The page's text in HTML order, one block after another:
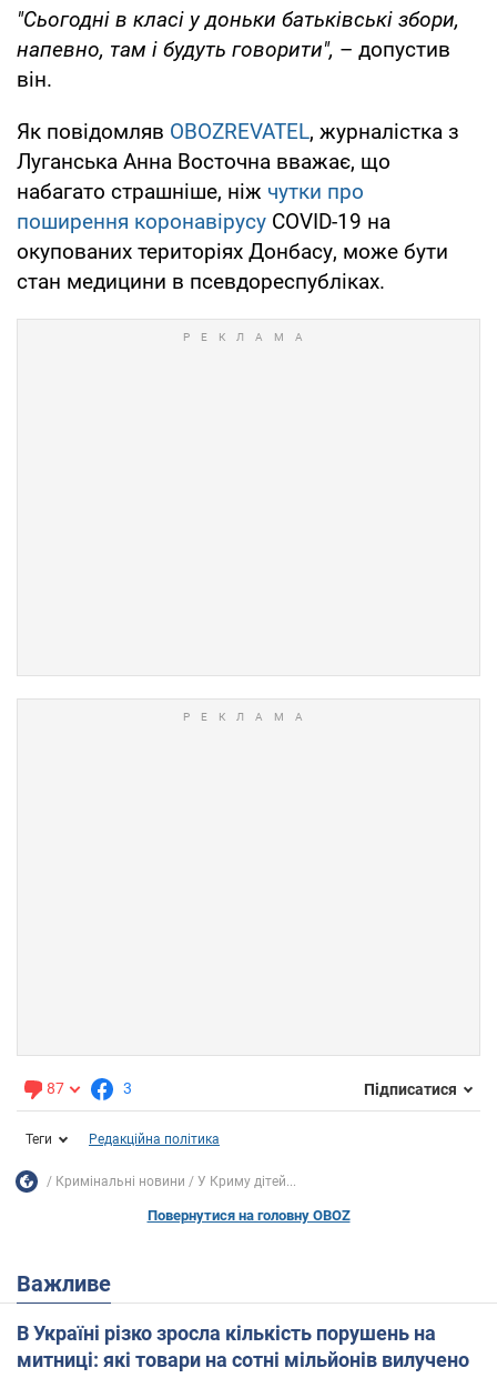
"Сьогодні в класі у доньки батьківські збори,
напевно, там і будуть говорити", – допустив
він.
Як повідомляв OBOZREVATEL, журналістка з
Луганська Анна Восточна вважає, що
набагато страшніше, ніж чутки про
поширення коронавірусу COVID-19 на
окупованих територіях Донбасу, може бути
стан медицини в псевдореспубліках.
87 3 Підписатися
Теги Редакційна політика
Кримінальні новини У Криму дітей...
Повернутися на головну OBOZ
Важливе
В Україні різко зросла кількість порушень на
митниці: які товари на сотні мільйонів вилучено